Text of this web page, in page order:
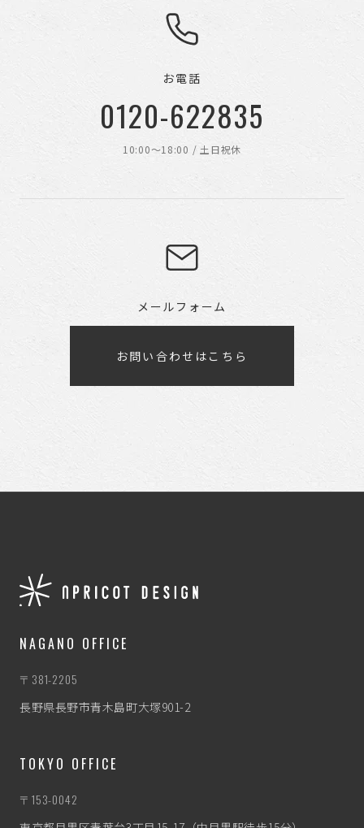
お電話
0120-622835
10:00〜18:00 / 土日祝休
メールフォーム
お問い合わせはこちら
NAGANO OFFICE
〒381-2205
長野県長野市青木島町大塚901-2
TOKYO OFFICE
〒153-0042